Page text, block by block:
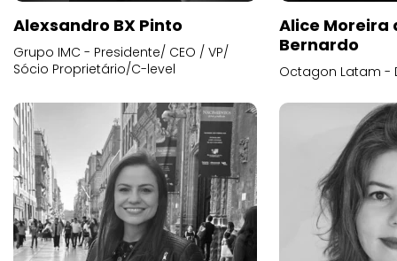
Alexsandro BX Pinto
Grupo IMC - Presidente/ CEO / VP/
Sócio Proprietário/C-level
Alice
Bernardo
Octagon Latam -